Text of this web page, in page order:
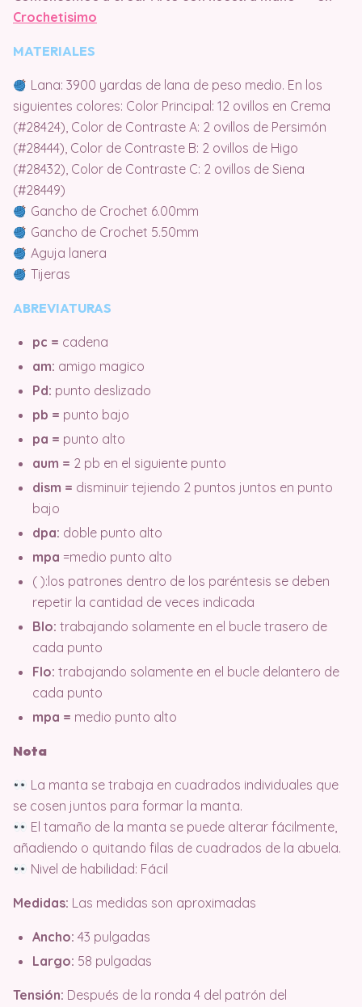
Crochetisimo
MATERIALES
Lana: 3900 yardas de lana de peso medio. En los
siguientes colores: Color Principal: 12 ovillos en Crema
(#28424), Color de Contraste A: 2 ovillos de Persimón
(#28444), Color de Contraste B: 2 ovillos de Higo
(#28432), Color de Contraste C: 2 ovillos de Siena
(#28449)
Gancho de Crochet 6.00mm
Gancho de Crochet 5.50mm
Aguja lanera
Tijeras
ABREVIATURAS
pc = cadena
am: amigo magico
Pd: punto deslizado
pb = punto bajo
pa = punto alto
aum = 2 pb en el siguiente punto
dism = disminuir tejiendo 2 puntos juntos en punto
bajo
dpa: doble punto alto
mpa =medio punto alto
( ):los patrones dentro de los paréntesis se deben
repetir la cantidad de veces indicada
Blo: trabajando solamente en el bucle trasero de
cada punto
Flo: trabajando solamente en el bucle delantero de
cada punto
mpa = medio punto alto
Nota
La manta se trabaja en cuadrados individuales que
se cosen juntos para formar la manta.
El tamaño de la manta se puede alterar fácilmente,
añadiendo o quitando filas de cuadrados de la abuela.
Nivel de habilidad: Fácil
Medidas: Las medidas son aproximadas
Ancho: 43 pulgadas
Largo: 58 pulgadas
Tensión: Después de la ronda 4 del patrón del